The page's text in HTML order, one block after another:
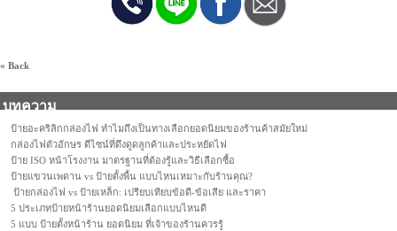
« Back
บทความ
ป้ายอะคริลิกกล่องไฟ ทำไมถึงเป็นทางเลือกยอดนิยมของร้านค้าสมัยใหม่
กล่องไฟตัวอักษร ดีไซน์ที่ดึงดูดลูกค้าและประหยัดไฟ
ป้าย ISO หน้าโรงงาน มาตรฐานที่ต้องรู้และวิธีเลือกซื้อ
ป้ายแขวนเพดาน vs ป้ายตั้งพื้น แบบไหนเหมาะกับร้านคุณ?
ป้ายกล่องไฟ vs ป้ายเหล็ก: เปรียบเทียบข้อดี-ข้อเสีย และราคา
5 ประเภทป้ายหน้าร้านยอดนิยมเลือกแบบไหนดี
5 แบบ ป้ายตั้งหน้าร้าน ยอดนิยม ที่เจ้าของร้านควรรู้